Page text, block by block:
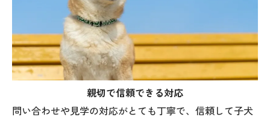
親切で信頼できる対応
問い合わせや見学の対応がとても丁寧で、信頼して子犬